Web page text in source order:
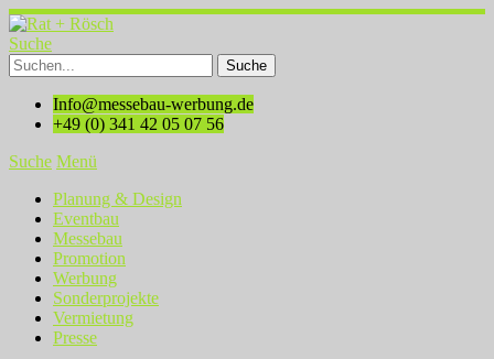
Suche
Info@messebau-werbung.de
+49 (0) 341 42 05 07 56
Suche Menü
Planung & Design
Eventbau
Messebau
Promotion
Werbung
Sonderprojekte
Vermietung
Presse